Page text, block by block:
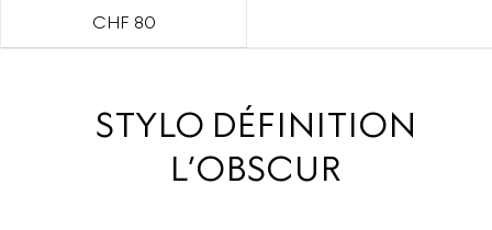
CHF 80
STYLO DÉFINITION
L’OBSCUR